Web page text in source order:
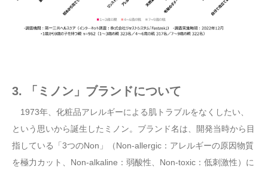
3. 「ミノン」ブランドについて
1973年、化粧品アレルギーによる肌トラブルをなくしたい、
という思いから誕生したミノン。ブランド名は、開発当時から目
指している「3つのNon」（Non-allergic：アレルギーの原因物質
を極力カット、Non-alkaline：弱酸性、Non-toxic：低刺激性）に